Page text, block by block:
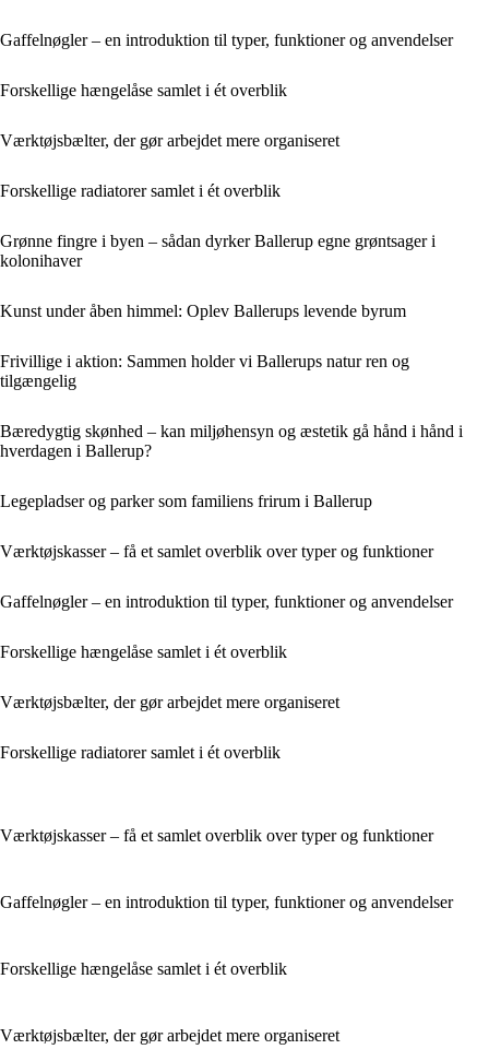
Gaffelnøgler – en introduktion til typer, funktioner og anvendelser
Forskellige hængelåse samlet i ét overblik
Værktøjsbælter, der gør arbejdet mere organiseret
Forskellige radiatorer samlet i ét overblik
Grønne fingre i byen – sådan dyrker Ballerup egne grøntsager i
kolonihaver
Kunst under åben himmel: Oplev Ballerups levende byrum
Frivillige i aktion: Sammen holder vi Ballerups natur ren og
tilgængelig
Bæredygtig skønhed – kan miljøhensyn og æstetik gå hånd i hånd i
hverdagen i Ballerup?
Legepladser og parker som familiens frirum i Ballerup
Værktøjskasser – få et samlet overblik over typer og funktioner
Gaffelnøgler – en introduktion til typer, funktioner og anvendelser
Forskellige hængelåse samlet i ét overblik
Værktøjsbælter, der gør arbejdet mere organiseret
Forskellige radiatorer samlet i ét overblik
Værktøjskasser – få et samlet overblik over typer og funktioner
Gaffelnøgler – en introduktion til typer, funktioner og anvendelser
Forskellige hængelåse samlet i ét overblik
Værktøjsbælter, der gør arbejdet mere organiseret